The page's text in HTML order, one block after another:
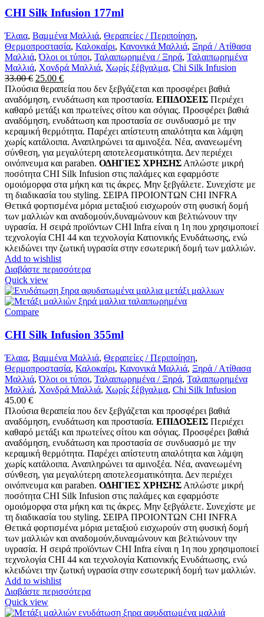
CHI Silk Infusion 177ml
Έλαια, Βαμμένα Μαλλιά, Θεραπείες / Περιποίηση,
Θερμοπροστασία, Καλοκαίρι, Κανονικά Μαλλιά, Ξηρά / Ατίθασα
Μαλλιά,Όλοι οι τύποι, Ταλαιπωρημένα / Ξηρά, Ταλαιπωρημένα
Μαλλιά, Χονδρά Μαλλιά, Χωρίς ξέβγαλμα, Chi Silk Infusion
33.00€ Original
price
was:
33.00 €.
25.00 €Η
τρέχουσα
τιμή
είναι:
25.00 €.
Πλούσια θεραπεία που δεν ξεβγάζεται και προσφέρει βαθιά
αναδόμηση, ενυδάτωση και προστασία. ΕΠΙΔΟΣΕΙΣ Περιέχει
καθαρό μετάξι και πρωτείνες σίτου και σόγιας. Προσφέρει βαθιά
αναδόμηση, ενυδάτωση και προστασία σε συνδυασμό με την
κεραμική θερμότητα. Παρέχει απίστευτη απαλότητα και λάμψη
χωρίς κατάλοιπα. Αναπληρώνει τα αμινοξέα. Νέα, ανανεωμένη
σύνθεση, για μεγαλύτερη αποτελεσματικότητα. Δεν περιέχει
οινόπνευμα και paraben. ΟΔΗΓΙΕΣ ΧΡΗΣΗΣ Απλώστε μικρή
ποσότητα CHI Silk Infusion στις παλάμες και εφαρμόστε
ομοιόμορφα στα μήκη και τις άκρες. Μην ξεβγάλετε. Συνεχίστε με
τη διαδικασία του styling. ΣΕΙΡΑ ΠΡΟΙΟΝΤΩΝ CHI INFRA
Θετικά φορτισμένα μόρια μεταξιού εισχωρούν στη φυσική δομή
των μαλλιών και αναδομούν,δυναμώνουν και βελτιώνουν την
υγρασία. Η σειρά προϊόντων CHI Infra είναι η 1η που χρησιμοποιεί
τεχνολογία CHI 44 και τεχνολογία Κατιονικής Ενυδάτωσης, ενώ
κλειδώνει την ζωτική υγρασία στην εσωτερική δομή των μαλλιών.
Add to wishlist
Διαβάστε περισσότερα
Quick view
Compare
CHI Silk Infusion 355ml
Έλαια, Βαμμένα Μαλλιά, Θεραπείες / Περιποίηση,
Θερμοπροστασία, Καλοκαίρι, Κανονικά Μαλλιά, Ξηρά / Ατίθασα
Μαλλιά,Όλοι οι τύποι, Ταλαιπωρημένα / Ξηρά, Ταλαιπωρημένα
Μαλλιά, Χονδρά Μαλλιά, Χωρίς ξέβγαλμα, Chi Silk Infusion
45.00 €
Πλούσια θεραπεία που δεν ξεβγάζεται και προσφέρει βαθιά
αναδόμηση, ενυδάτωση και προστασία. ΕΠΙΔΟΣΕΙΣ Περιέχει
καθαρό μετάξι και πρωτείνες σίτου και σόγιας. Προσφέρει βαθιά
αναδόμηση, ενυδάτωση και προστασία σε συνδυασμό με την
κεραμική θερμότητα. Παρέχει απίστευτη απαλότητα και λάμψη
χωρίς κατάλοιπα. Αναπληρώνει τα αμινοξέα. Νέα, ανανεωμένη
σύνθεση, για μεγαλύτερη αποτελεσματικότητα. Δεν περιέχει
οινόπνευμα και paraben. ΟΔΗΓΙΕΣ ΧΡΗΣΗΣ Απλώστε μικρή
ποσότητα CHI Silk Infusion στις παλάμες και εφαρμόστε
ομοιόμορφα στα μήκη και τις άκρες. Μην ξεβγάλετε. Συνεχίστε με
τη διαδικασία του styling. ΣΕΙΡΑ ΠΡΟΙΟΝΤΩΝ CHI INFRA
Θετικά φορτισμένα μόρια μεταξιού εισχωρούν στη φυσική δομή
των μαλλιών και αναδομούν,δυναμώνουν και βελτιώνουν την
υγρασία. Η σειρά προϊόντων CHI Infra είναι η 1η που χρησιμοποιεί
τεχνολογία CHI 44 και τεχνολογία Κατιονικής Ενυδάτωσης, ενώ
κλειδώνει την ζωτική υγρασία στην εσωτερική δομή των μαλλιών.
Add to wishlist
Διαβάστε περισσότερα
Quick view